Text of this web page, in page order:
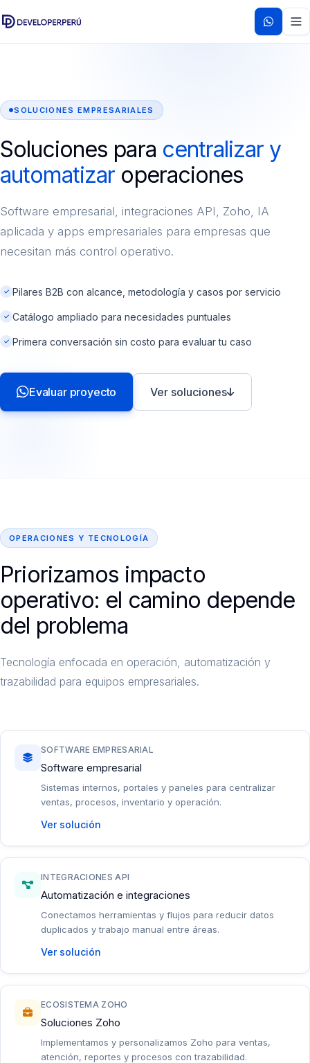
SOLUCIONES EMPRESARIALES
Soluciones para centralizar y
automatizar operaciones
Software empresarial, integraciones API, Zoho, IA
aplicada y apps empresariales para empresas que
necesitan más control operativo.
Pilares B2B con alcance, metodología y casos por servicio
Catálogo ampliado para necesidades puntuales
Primera conversación sin costo para evaluar tu caso
Evaluar proyecto Ver soluciones
OPERACIONES Y TECNOLOGÍA
Priorizamos impacto
operativo: el camino depende
del problema
Tecnología enfocada en operación, automatización y
trazabilidad para equipos empresariales.
SOFTWARE EMPRESARIAL
Software empresarial
Sistemas internos, portales y paneles para centralizar
ventas, procesos, inventario y operación.
Ver solución
INTEGRACIONES API
Automatización e integraciones
Conectamos herramientas y flujos para reducir datos
duplicados y trabajo manual entre áreas.
Ver solución
ECOSISTEMA ZOHO
Soluciones Zoho
Implementamos y personalizamos Zoho para ventas,
atención, reportes y procesos con trazabilidad.